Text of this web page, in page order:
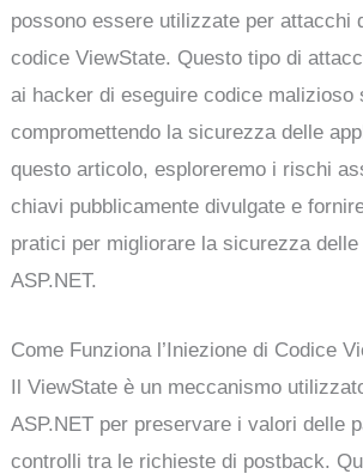
possono essere utilizzate per attacchi
codice ViewState. Questo tipo di
ai hacker di eseguire codice malizioso
compromettendo la sicurezza delle
questo articolo, esploreremo i rischi
chiavi pubblicamente divulgate e
pratici per migliorare la sicurezza delle
ASP.NET.
Come Funziona l’Iniezione di Codice
Il ViewState è un meccanismo
ASP.NET per preservare i valori delle
controlli tra le richieste di postback.